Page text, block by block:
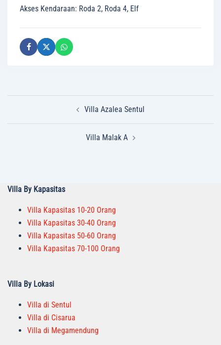
Akses Kendaraan: Roda 2, Roda 4, Elf
Villa Azalea Sentul
Villa Malak A
Villa By Kapasitas
Villa Kapasitas 10-20 Orang
Villa Kapasitas 30-40 Orang
Villa Kapasitas 50-60 Orang
Villa Kapasitas 70-100 Orang
Villa By Lokasi
Villa di Sentul
Villa di Cisarua
Villa di Megamendung